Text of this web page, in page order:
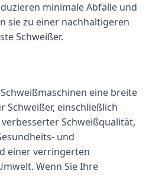
minimale Abfälle und
sie zu einer nachhaltigeren
Schweißer.
eine breite
Schweißer, einschließlich
Schweißqualität,
und
einer verringerten
Wenn Sie Ihre